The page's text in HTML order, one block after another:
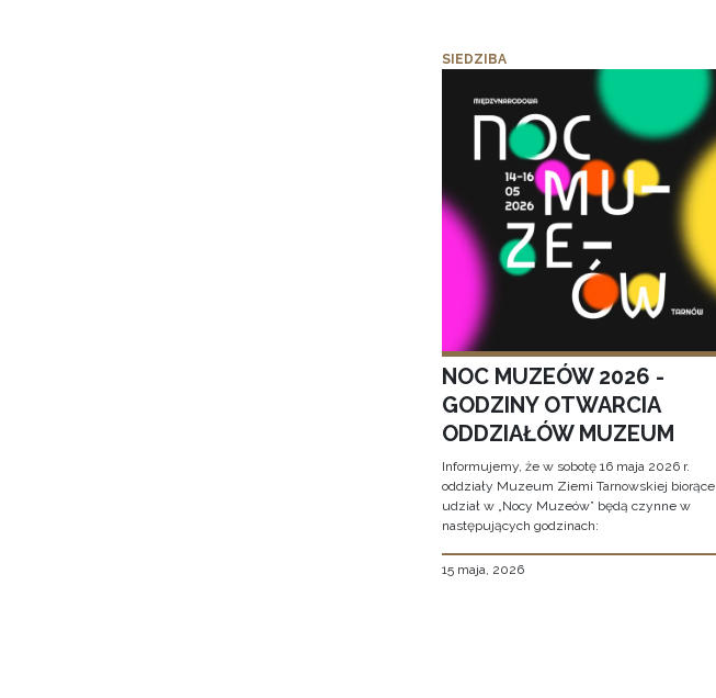
SIEDZIBA
NOC MUZEÓW 2026 -
GODZINY OTWARCIA
ODDZIAŁÓW MUZEUM
Informujemy, że w sobotę 16 maja 2026 r.
oddziały Muzeum Ziemi Tarnowskiej biorące
udział w „Nocy Muzeów” będą czynne w
następujących godzinach:
15 maja, 2026